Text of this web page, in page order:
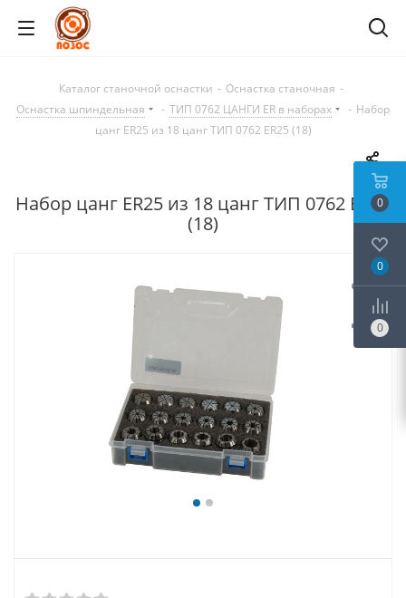
Каталог станочной оснастки - Оснастка станочная -
Оснастка шпиндельная
- ТИП 0762 ЦАНГИ ER в наборах - Набор
цанг ER25 из 18 цанг ТИП 0762 ER25 (18)
Набор цанг ER25 из 18 цанг ТИП 0762 ER25
(18)
0
0
0